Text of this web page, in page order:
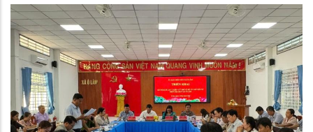
CỒN ÉN
TỔ CHỨC, CÁN